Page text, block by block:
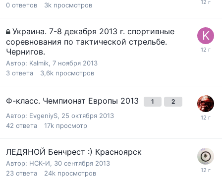
0 ответов 3k просмотров
Украина. 7-8 декабря 2013 г. спортивные
соревнования по тактической стрельбе.
Чернигов.
Автор: Kalmik, 7 ноября 2013
3 ответа 3,6k просмотров
Ф-класс. Чемпионат Европы 2013 1 2
Автор: EvgeniyS, 25 октября 2013
42 ответа 17k просмотр
ЛЕДЯНОЙ Бенчрест :) Красноярск
Автор: НСК-И, 30 сентября 2013
23 ответа 24k просмотров